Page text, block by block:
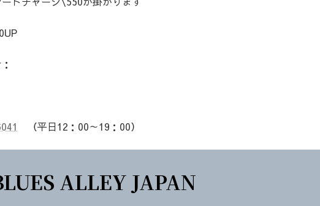
（平日12：00～19：00）
ALLEY JAPAN